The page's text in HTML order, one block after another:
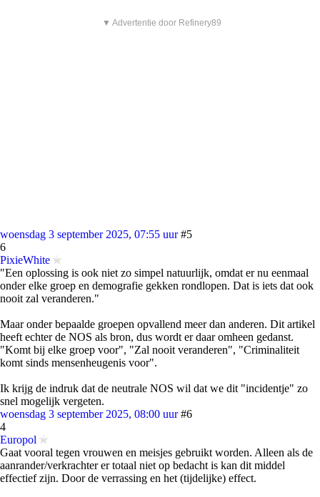
▼ Advertentie door Refinery89
woensdag 3 september 2025, 07:55 uur #5
6
PixieWhite
"Een oplossing is ook niet zo simpel natuurlijk, omdat er nu eenmaal
onder elke groep en demografie gekken rondlopen. Dat is iets dat ook
nooit zal veranderen."
Maar onder bepaalde groepen opvallend meer dan anderen. Dit artikel
heeft echter de NOS als bron, dus wordt er daar omheen gedanst.
"Komt bij elke groep voor", "Zal nooit veranderen", "Criminaliteit
komt sinds mensenheugenis voor".
Ik krijg de indruk dat de neutrale NOS wil dat we dit "incidentje" zo
snel mogelijk vergeten.
woensdag 3 september 2025, 08:00 uur #6
4
Europol
Gaat vooral tegen vrouwen en meisjes gebruikt worden. Alleen als de
aanrander/verkrachter er totaal niet op bedacht is kan dit middel
effectief zijn. Door de verrassing en het (tijdelijke) effect.